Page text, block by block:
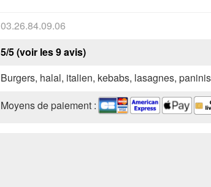
03.26.84.09.06
5/5 (voir les 9 avis)
Burgers, halal, italien, kebabs, lasagnes,
Moyens de paiement :